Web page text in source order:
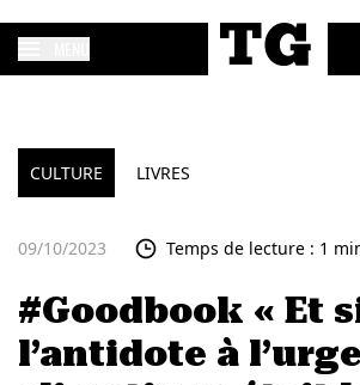
CULTURE LIVRES
09/10/2023 Temps de lecture : 1
#Goodbook « Et
l’antidote à